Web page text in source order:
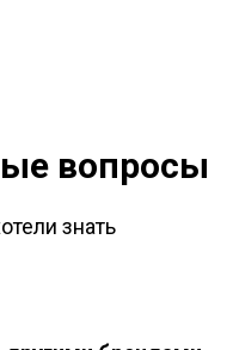
вопросы
знать